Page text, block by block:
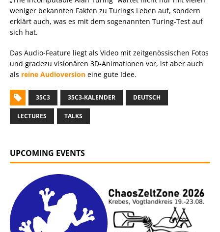
weniger bekannten Fakten zu Turings Leben auf, sondern
erklärt auch, was es mit dem sogenannten Turing-Test auf
sich hat.
Das Audio-Feature liegt als Video mit zeitgenössischen Fotos
und gradezu visionären 3D-Animationen vor, ist aber auch
als reine Audioversion eine gute Idee.
35C3 35C3-KALENDER DEUTSCH
LECTURES TALKS
UPCOMING EVENTS